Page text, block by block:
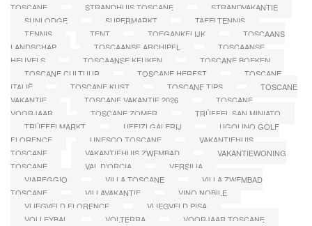
TOSCANE
STRANDHUIS TOSCANE
STRANDVAKANTIE
SUNLODGE
SUPERMARKT
TAFELTENNIS
TENNIS
TENT TOEGANKELIJK
TOSCAANS
LANDSCHAP
TOSCAANSE ARCHIPEL
TOSCAANSE
HEUVELS
TOSCAANSE KEUKEN
TOSCANE BOEKEN
TOSCANE CULTUUR
TOSCANE HERFST
TOSCANE
ITALIË
TOSCANE KUST TOSCANE TIPS
TOSCANE
VAKANTIE
TOSCANE VAKANTIE 2026
TOSCANE
VOORJAAR
TOSCANE ZOMER
TRÜFFEL SAN MINIATO
TRÜFFELMARKT
UFFIZI GALERIJ
UGOLINO GOLF
FLORENCE
UNESCO TOSCANE
VAKANTIEHUIS
TOSCANE
VAKANTIEHUIS ZWEMBAD
VAKANTIEWONING
TOSCANE
VAL D'ORCIA
VERSILIA
VIAREGGIO
VILLA TOSCANE
VILLA ZWEMBAD
TOSCANE
VILLAVAKANTIE
VINO NOBILE
VLIEGVELD FLORENCE
VLIEGVELD PISA
VOLLEYBAL
VOLTERRA
VOORJAAR TOSCANE